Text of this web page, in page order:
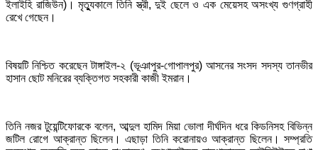
ইলাইহি রাজিউন)। মৃত্যুুকালে তিনি স্ত্রী, দুই ছেলে ও এক মেয়েসহ অসংখ্য গুণগ্রাহী
রেখে গেছেন।
বিষয়টি নিশ্চিত করেছেন টাঙ্গাইল-২ (ভূঞাপুর-গোপালপুর) আসনের সংসদ সদস্য তানভীর
হাসান ছোট মনিরের ব্যক্তিগত সহকারী কাজী ইমরান।
তিনি নজর টুয়েন্টিফোরকে বলেন, আব্দুল হামিদ মিয়া ভোলা দীর্ঘদিন ধরে কিডনিসহ বিভিন্ন
জটিল রোগে আক্রান্ত ছিলেন। এছাড়া তিনি করোনায়ও আক্রান্ত ছিলেন। সম্প্রতি